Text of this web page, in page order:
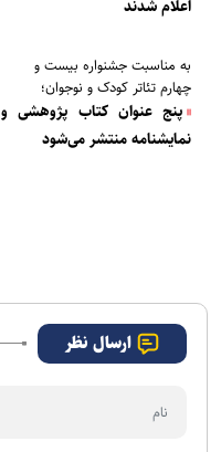
اعلام شدند
به مناسبت جشنواره بیست و
چهارم تئاتر کودک و نوجوان؛
پنج عنوان کتاب پژوهشی و
نمایشنامه منتشر می‌شود
ارسال نظر